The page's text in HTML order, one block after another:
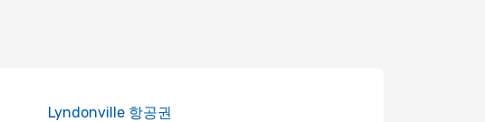
Lyndonville 항공권